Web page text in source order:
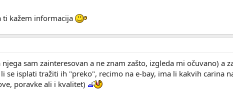
ti kažem informacija
sam zainteresovan a ne znam zašto, izgleda mi očuvano) a
se isplati tražiti ih "preko", recimo na e-bay, ima li kakvih carina
poravke ali i kvalitet)